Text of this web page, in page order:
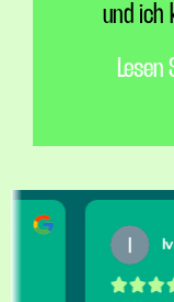
und ich
Lesen